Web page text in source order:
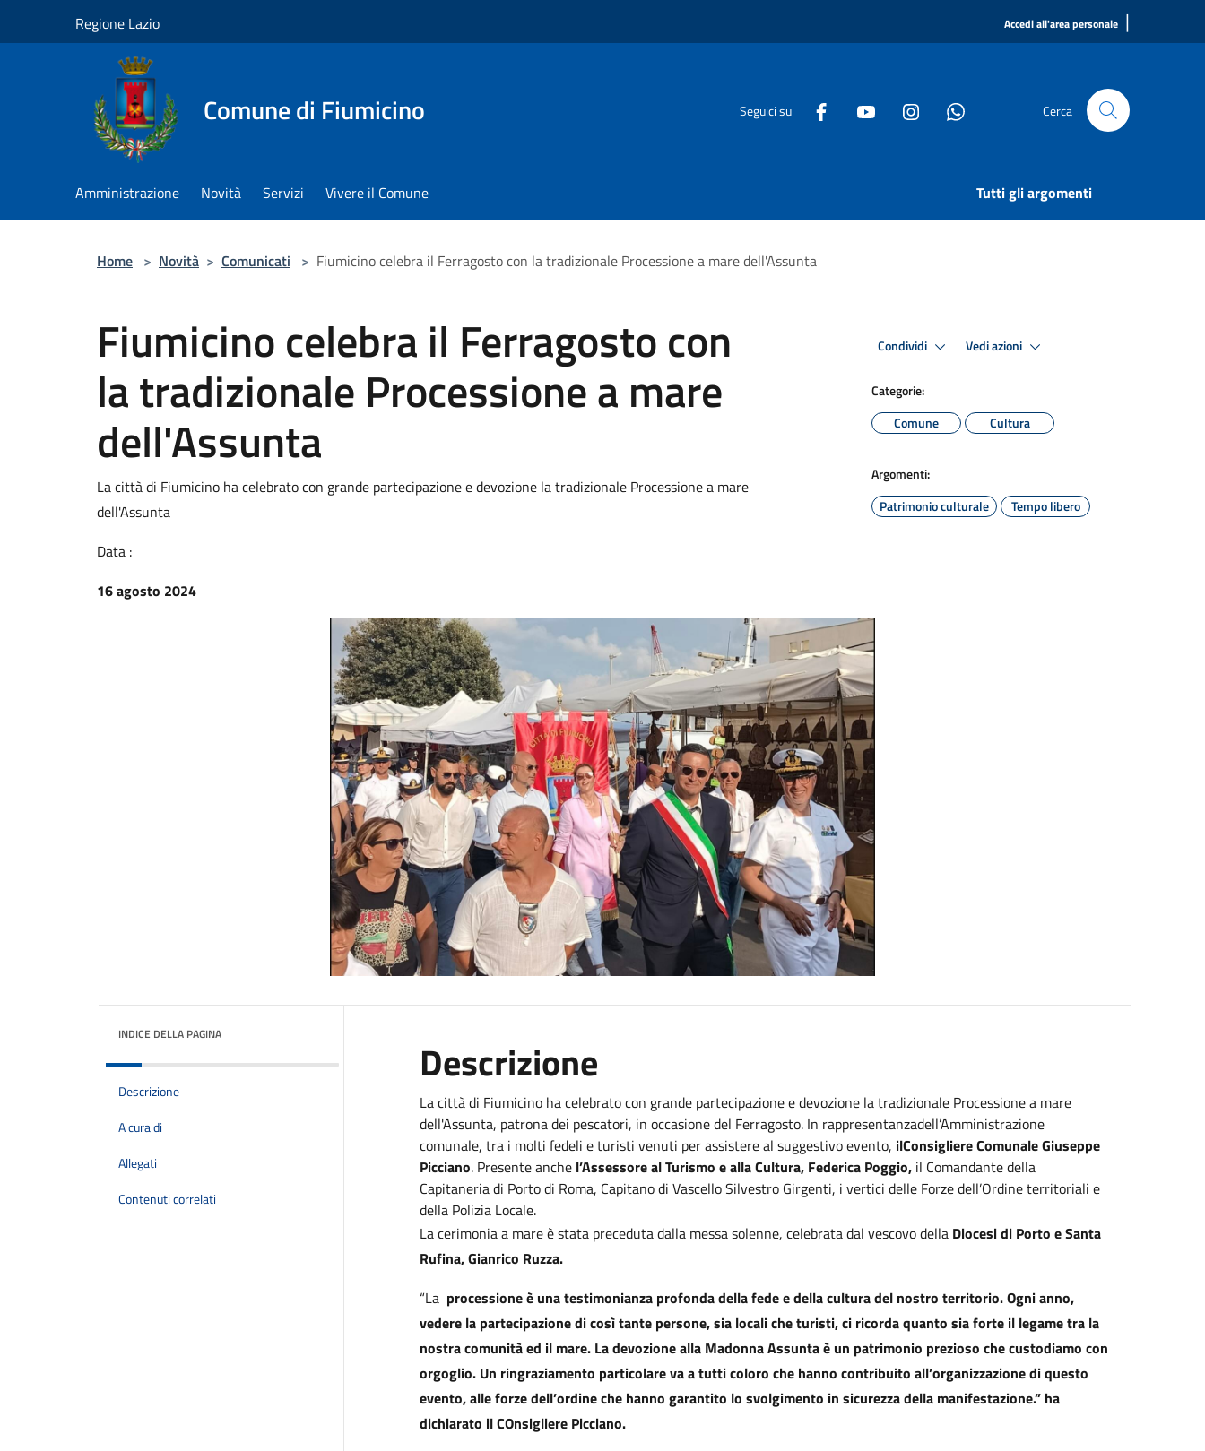
Regione Lazio Accedi all'area personale |
Comune di Fiumicino Seguici su Cerca
Amministrazione Novità Servizi Vivere il Comune Tutti gli argomenti
Home > Novità > Comunicati > Fiumicino celebra il Ferragosto con la tradizionale Processione a mare dell'Assunta
Fiumicino celebra il Ferragosto con
la tradizionale Processione a mare
dell'Assunta
La città di Fiumicino ha celebrato con grande partecipazione e devozione la tradizionale Processione a mare
dell'Assunta
Data :
16 agosto 2024
Condividi Vedi azioni
Categorie:
Comune
Cultura
Argomenti:
Patrimonio culturale
Tempo libero
INDICE DELLA PAGINA
Descrizione
A cura di
Allegati
Contenuti correlati
Descrizione
La città di Fiumicino ha celebrato con grande partecipazione e devozione la tradizionale Processione a mare
dell'Assunta, patrona dei pescatori, in occasione del Ferragosto. In rappresentanzadell’Amministrazione
comunale, tra i molti fedeli e turisti venuti per assistere al suggestivo evento, ilConsigliere Comunale Giuseppe
Picciano. Presente anche l’Assessore al Turismo e alla Cultura, Federica Poggio,il Comandante della
Capitaneria di Porto di Roma, Capitano di Vascello Silvestro Girgenti, i vertici delle Forze dell’Ordine territoriali e
della Polizia Locale.
La cerimonia a mare è stata preceduta dalla messa solenne, celebrata dal vescovo della Diocesi di Porto e Santa
Rufina, Gianrico Ruzza.
“La processione è una testimonianza profonda della fede e della cultura del nostro territorio. Ogni anno,
vedere la partecipazione di così tante persone, sia locali che turisti, ci ricorda quanto sia forte il legame tra la
nostra comunità ed il mare. La devozione alla Madonna Assunta è un patrimonio prezioso che custodiamo con
orgoglio. Un ringraziamento particolare va a tutti coloro che hanno contribuito all’organizzazione di questo
evento, alle forze dell’ordine che hanno garantito lo svolgimento in sicurezza della manifestazione.” ha
dichiarato il COnsigliere Picciano.